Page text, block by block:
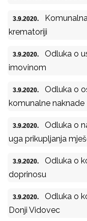
3.9.2020.
krematoriji
3.9.2020.
Odluka o
imovinom
3.9.2020.
Odluka o
komunalne naknade
3.9.2020.
Odluka o
uga prikupljanja
3.9.2020.
Odluka o
doprinosu
3.9.2020.
Odluka o
Donji Vidovec